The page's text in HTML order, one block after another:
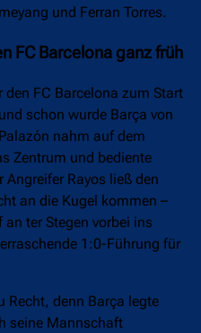
und Ferran Torres.
FC Barcelona ganz früh
den FC Barcelona zum Start
schon wurde Barça von
nahm auf dem
Zentrum und bediente
Rayos ließ den
an die Kugel kommen –
ter Stegen vorbei ins
1:0-Führung für
Recht, denn Barça legte
seine Mannschaft